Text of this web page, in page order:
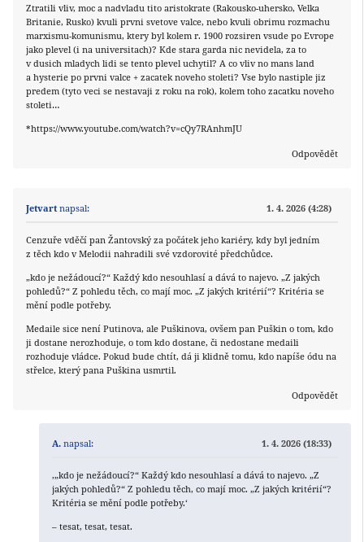
Ztratili vliv, moc a nadvladu tito aristokrate (Rakousko-uhersko, Velka
Britanie, Rusko) kvuli prvni svetove valce, nebo kvuli obrimu rozmachu
marxismu-komunismu, ktery byl kolem r. 1900 rozsiren vsude po Evrope
jako plevel (i na universitach)? Kde stara garda nic nevidela, za to
v dusich mladych lidi se tento plevel uchytil? A co vliv no mans land
a hysterie po prvni valce + zacatek noveho stoleti? Vse bylo nastiple jiz
predem (tyto veci se nestavaji z roku na rok), kolem toho zacatku noveho
stoleti…
*https://www.youtube.com/watch?v=cQy7RAnhmJU
Odpovědět
Jetvart napsal: 1. 4. 2026 (4:28)
Cenzuře vděčí pan Žantovský za počátek jeho kariéry, kdy byl jedním
z těch kdo v Melodii nahradili své vzdorovité předchůdce.
„kdo je nežádoucí?“ Každý kdo nesouhlasí a dává to najevo. „Z jakých
pohledů?“ Z pohledu těch, co mají moc. „Z jakých kritérií“? Kritéria se
mění podle potřeby.
Medaile sice není Putinova, ale Puškinova, ovšem pan Puškin o tom, kdo
ji dostane nerozhoduje, o tom kdo dostane, či nedostane medaili
rozhoduje vládce. Pokud bude chtít, dá ji klidně tomu, kdo napíše ódu na
střelce, který pana Puškina usmrtil.
Odpovědět
A. napsal: 1. 4. 2026 (18:33)
‚„kdo je nežádoucí?“ Každý kdo nesouhlasí a dává to najevo. „Z
jakých pohledů?“ Z pohledu těch, co mají moc. „Z jakých kritérií“?
Kritéria se mění podle potřeby.‘
– tesat, tesat, tesat.